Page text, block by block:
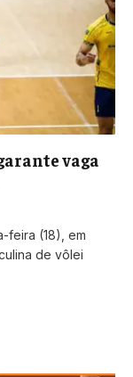
vaga
feira (18), em
de vôlei